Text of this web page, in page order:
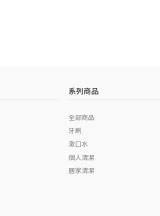
系列商品
全部商品
牙刷
漱口水
個人清潔
居家清潔